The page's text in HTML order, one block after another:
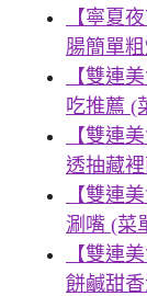
【寧夏
腸簡單
【雙連
吃推薦 (
【雙連
透抽藏
【雙連
涮嘴 (菜
【雙連
餅鹹甜